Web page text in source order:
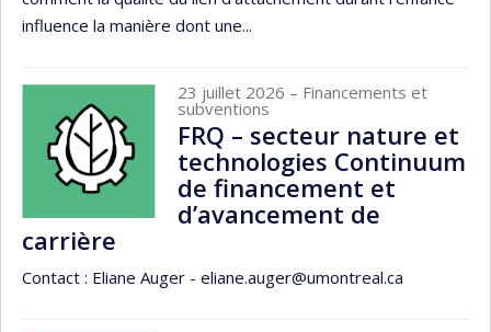
influence la manière dont une...
23 juillet 2026 – Financements et
subventions
FRQ – secteur nature et
technologies Continuum
de financement et
d’avancement de
carrière
Contact : Eliane Auger - eliane.auger@umontreal.ca